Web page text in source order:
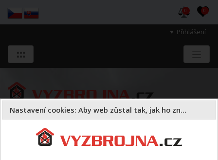
Přihlášení
0 0
Nastavení cookies: Aby web zůstal tak, jak ho znáte